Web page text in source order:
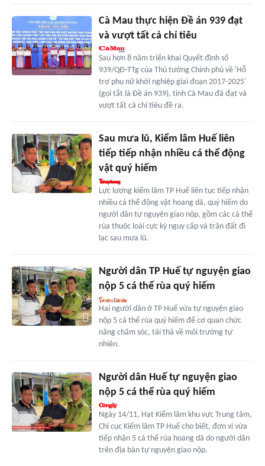
Cà Mau thực hiện Đề án 939 đạt
và vượt tất cả chỉ tiêu
Sau hơn 8 năm triển khai Quyết định số
939/QĐ-TTg của Thủ tướng Chính phủ về 'Hỗ
trợ phụ nữ khởi nghiệp giai đoạn 2017-2025'
(gọi tắt là Đề án 939), tỉnh Cà Mau đã đạt và
vượt tất cả chỉ tiêu đề ra.
Sau mưa lũ, Kiểm lâm Huế liên
tiếp tiếp nhận nhiều cá thể động
vật quý hiếm
Lực lượng kiểm lâm TP Huế liên tục tiếp nhận
nhiều cá thể động vật hoang dã, quý hiếm do
người dân tự nguyện giao nộp, gồm các cá thể
rùa thuộc loài cực kỳ nguy cấp và trăn đất đi
lạc sau mưa lũ.
Người dân TP Huế tự nguyện giao
nộp 5 cá thể rùa quý hiếm
Hai người dân ở TP Huế vừa tự nguyện giao
nộp 5 cá thể rùa quý hiếm để cơ quan chức
năng chăm sóc, tái thả về môi trường tự
nhiên.
Người dân Huế tự nguyện giao
nộp 5 cá thể rùa quý hiếm
Ngày 14/11, Hạt Kiểm lâm khu vực Trung tâm,
Chi cục Kiểm lâm TP Huế cho biết, đơn vị vừa
tiếp nhận 5 cá thể rùa hoang dã do người dân
trên địa bàn tự nguyện giao nộp.